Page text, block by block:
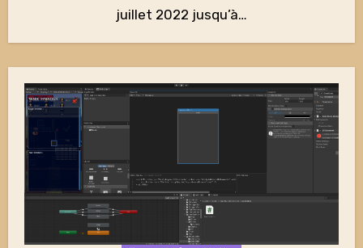
juillet 2022 jusqu’à…